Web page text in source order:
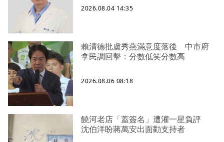
2026.08.04 14:35
賴清德批盧秀燕滿意度落後 中市府
拿民調回擊：分數低笑分數高
2026.08.06 08:18
饒河老店「蓋簽名」遭灌一星負評
沈伯洋盼蔣萬安出面勸支持者